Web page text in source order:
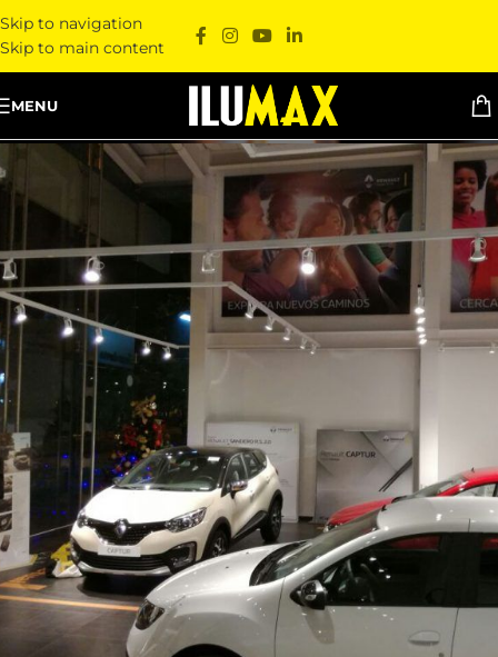
Skip to navigation
Skip to main content
MENU
Renault Sanautos